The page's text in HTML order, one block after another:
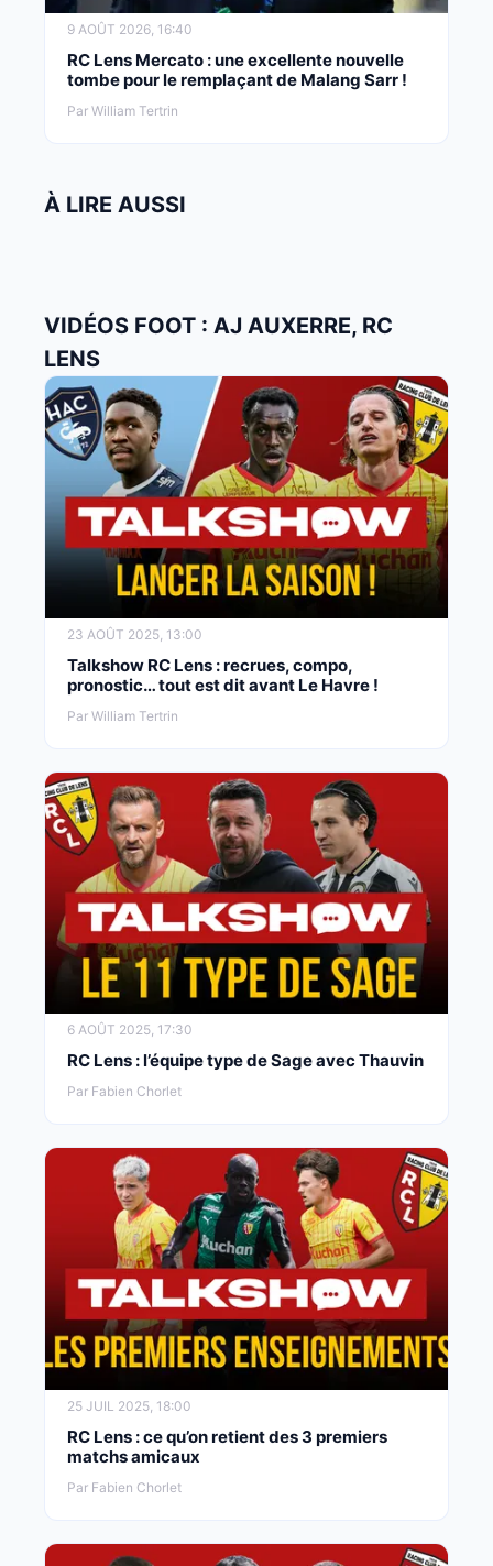
9 AOÛT 2026, 16:40
RC Lens Mercato : une excellente nouvelle
tombe pour le remplaçant de Malang Sarr !
Par William Tertrin
À LIRE AUSSI
VIDÉOS FOOT : AJ AUXERRE, RC
LENS
23 AOÛT 2025, 13:00
Talkshow RC Lens : recrues, compo,
pronostic… tout est dit avant Le Havre !
Par William Tertrin
6 AOÛT 2025, 17:30
RC Lens : l’équipe type de Sage avec Thauvin
Par Fabien Chorlet
25 JUIL 2025, 18:00
RC Lens : ce qu’on retient des 3 premiers
matchs amicaux
Par Fabien Chorlet